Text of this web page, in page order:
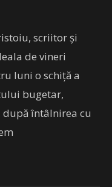
scriitor și
de vineri
luni o schiță a
bugetar,
întâlnirea cu